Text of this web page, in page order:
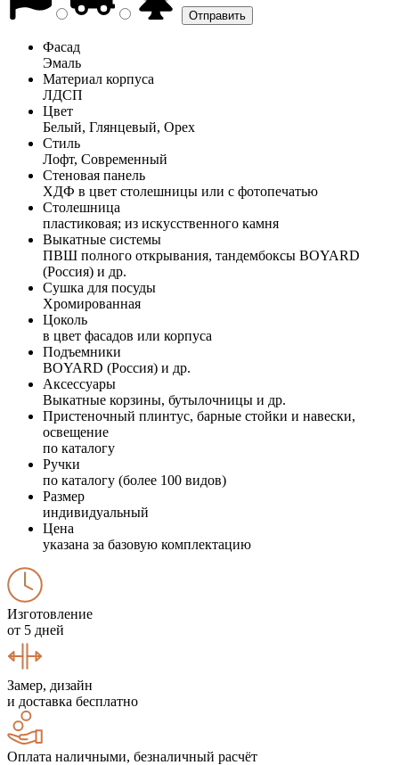
Фасад
Эмаль
Материал корпуса
ЛДСП
Цвет
Белый, Глянцевый, Орех
Стиль
Лофт, Современный
Стеновая панель
ХДФ в цвет столешницы или с фотопечатью
Столешница
пластиковая; из искусственного камня
Выкатные системы
ПВШ полного открывания, тандембоксы BOYARD
(Россия) и др.
Сушка для посуды
Хромированная
Цоколь
в цвет фасадов или корпуса
Подъемники
BOYARD (Россия) и др.
Аксессуары
Выкатные корзины, бутылочницы и др.
Пристеночный плинтус, барные стойки и навески,
освещение
по каталогу
Ручки
по каталогу (более 100 видов)
Размер
индивидуальный
Цена
указана за базовую комплектацию
Изготовление
от 5 дней
Замер, дизайн
и доставка бесплатно
Оплата наличными, безналичный расчёт